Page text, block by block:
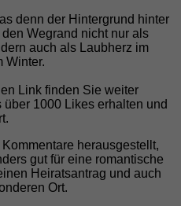
denn der Hintergrund hinter
Wegrand nicht nur als
auch als Laubherz im
Winter.
Link finden Sie weiter
1000 Likes erhalten und
herausgestellt,
gut für eine romantische
Heiratsantrag und auch
Ort.